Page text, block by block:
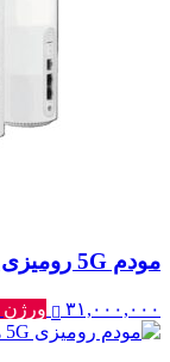
مودم 5G رومیزی ZTE MC801 A pro
۳۱,۰۰۰,۰۰۰ ورژن 4